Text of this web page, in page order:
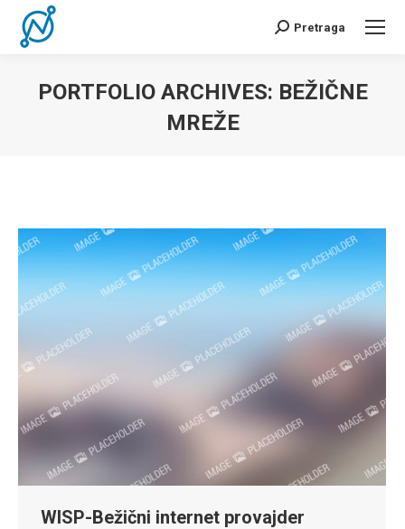
Search:Pretraga
PORTFOLIO ARCHIVES: BEŽIČNE
MREŽE
WISP-Bežični internet provajder